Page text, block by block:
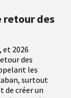
retour des
2026
des
les
surtout
créer un